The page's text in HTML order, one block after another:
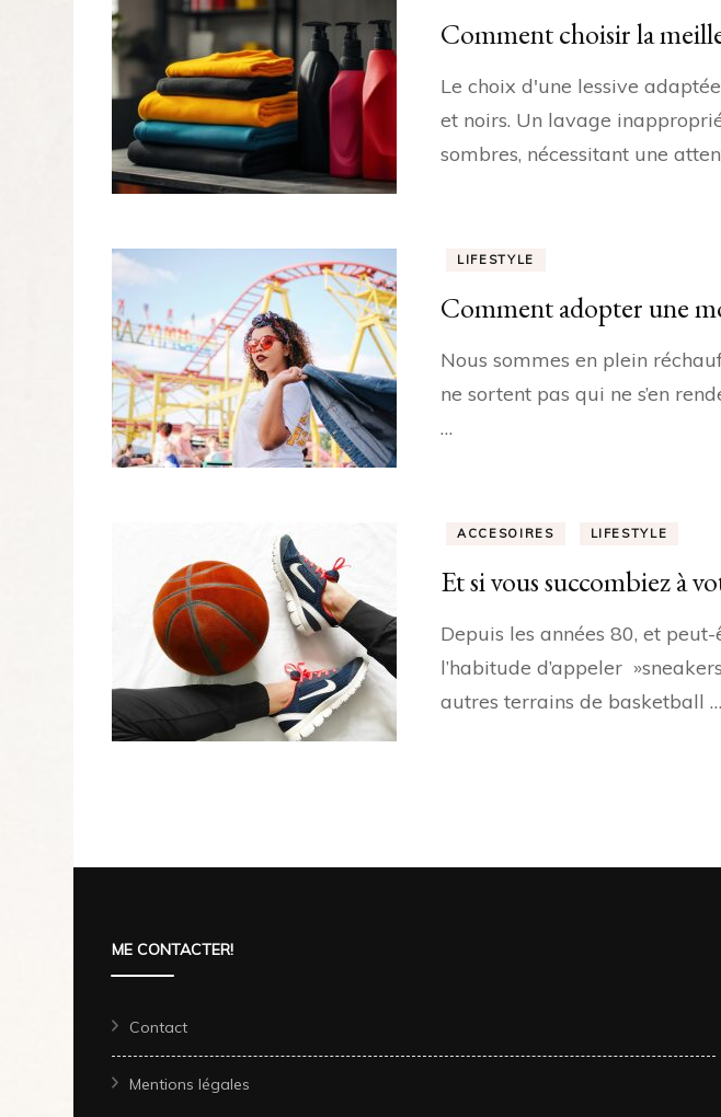
Comment choisir la
Le choix d'une lessive
et noirs. Un lavage
sombres, nécessitant une
LIFESTYLE
Comment adopter une
Nous sommes en plein
ne sortent pas qui ne s’en
…
ACCESOIRES LIFESTYLE
Et si vous succombiez à
Depuis les années 80, et
l’habitude d’appeler
autres terrains de basketball …
ME CONTACTER!
Contact
Mentions légales